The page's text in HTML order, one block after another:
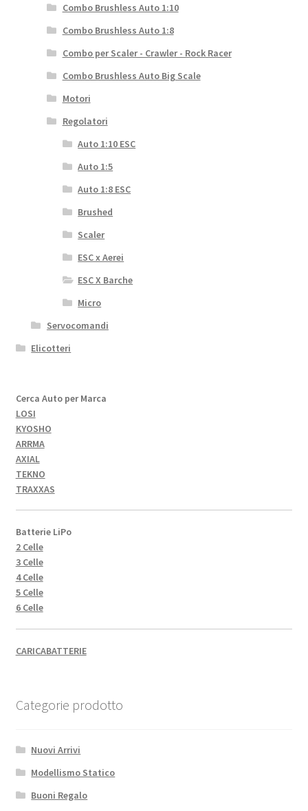
Combo Brushless Auto 1:10
Combo Brushless Auto 1:8
Combo per Scaler - Crawler - Rock Racer
Combo Brushless Auto Big Scale
Motori
Regolatori
Auto 1:10 ESC
Auto 1:5
Auto 1:8 ESC
Brushed
Scaler
ESC x Aerei
ESC X Barche
Micro
Servocomandi
Elicotteri
Cerca Auto per Marca
LOSI
KYOSHO
ARRMA
AXIAL
TEKNO
TRAXXAS
Batterie LiPo
2 Celle
3 Celle
4 Celle
5 Celle
6 Celle
CARICABATTERIE
Categorie prodotto
Nuovi Arrivi
Modellismo Statico
Buoni Regalo